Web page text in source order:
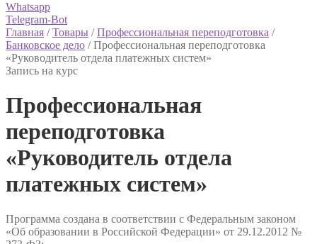
Whatsapp
Telegram-Bot
Главная /Товары /Профессиональная переподготовка /
Банковское дело /Профессиональная переподготовка
«Руководитель отдела платежных систем»
Запись на курс
Профессиональная
переподготовка
«Руководитель отдела
платежных систем»
Программа создана в соответствии с Федеральным законом
«Об образовании в Российской Федерации» от 29.12.2012 №